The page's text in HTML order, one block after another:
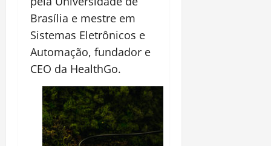
Brasília e mestre em
Sistemas Eletrônicos e
Automação, fundador e
CEO da HealthGo.